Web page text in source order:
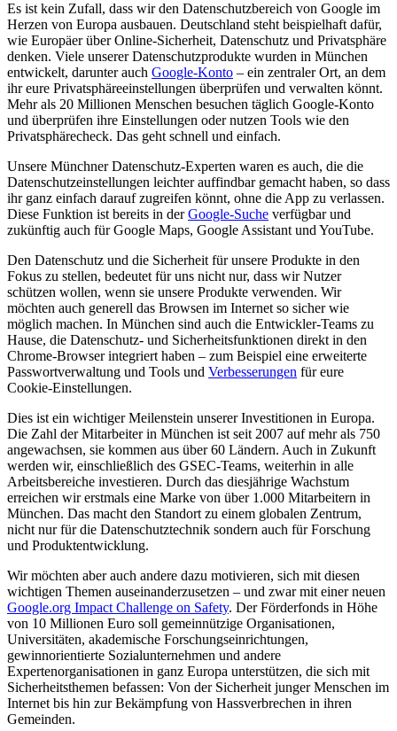
Es ist kein Zufall, dass wir den Datenschutzbereich von Google im
Herzen von Europa ausbauen. Deutschland steht beispielhaft dafür,
wie Europäer über Online-Sicherheit, Datenschutz und Privatsphäre
denken. Viele unserer Datenschutzprodukte wurden in München
entwickelt, darunter auch Google-Konto – ein zentraler Ort, an dem
ihr eure Privatsphäreeinstellungen überprüfen und verwalten könnt.
Mehr als 20 Millionen Menschen besuchen täglich Google-Konto
und überprüfen ihre Einstellungen oder nutzen Tools wie den
Privatsphärecheck. Das geht schnell und einfach.
Unsere Münchner Datenschutz-Experten waren es auch, die die
Datenschutzeinstellungen leichter auffindbar gemacht haben, so dass
ihr ganz einfach darauf zugreifen könnt, ohne die App zu verlassen.
Diese Funktion ist bereits in derGoogle-Suche verfügbar und
zukünftig auch für Google Maps, Google Assistant und YouTube.
Den Datenschutz und die Sicherheit für unsere Produkte in den
Fokus zu stellen, bedeutet für uns nicht nur, dass wir Nutzer
schützen wollen, wenn sie unsere Produkte verwenden. Wir
möchten auch generell das Browsen im Internet so sicher wie
möglich machen. In München sind auch die Entwickler-Teams zu
Hause, die Datenschutz- und Sicherheitsfunktionen direkt in den
Chrome-Browser integriert haben – zum Beispiel eine erweiterte
Passwortverwaltung und Tools und Verbesserungen für eure
Cookie-Einstellungen.
Dies ist ein wichtiger Meilenstein unserer Investitionen in Europa.
Die Zahl der Mitarbeiter in München ist seit 2007 auf mehr als 750
angewachsen, sie kommen aus über 60 Ländern. Auch in Zukunft
werden wir, einschließlich des GSEC-Teams, weiterhin in alle
Arbeitsbereiche investieren. Durch das diesjährige Wachstum
erreichen wir erstmals eine Marke von über 1.000 Mitarbeitern in
München. Das macht den Standort zu einem globalen Zentrum,
nicht nur für die Datenschutztechnik sondern auch für Forschung
und Produktentwicklung.
Wir möchten aber auch andere dazu motivieren, sich mit diesen
wichtigen Themen auseinanderzusetzen – und zwar mit einer neuen
Google.org Impact Challenge on Safety. Der Förderfonds in Höhe
von 10 Millionen Euro soll gemeinnützige Organisationen,
Universitäten, akademische Forschungseinrichtungen,
gewinnorientierte Sozialunternehmen und andere
Expertenorganisationen in ganz Europa unterstützen, die sich mit
Sicherheitsthemen befassen: Von der Sicherheit junger Menschen im
Internet bis hin zur Bekämpfung von Hassverbrechen in ihren
Gemeinden.